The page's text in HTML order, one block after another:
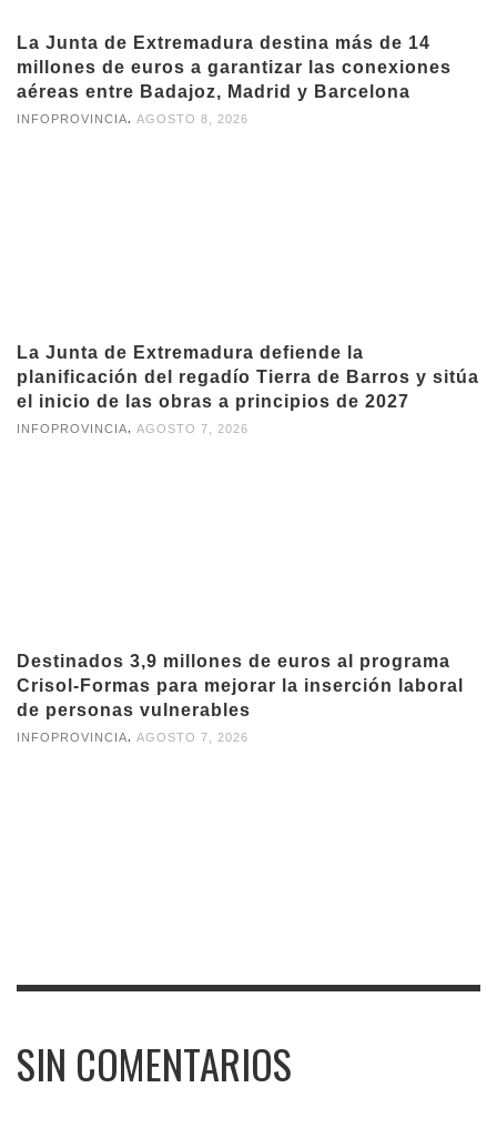
La Junta de Extremadura destina más de 14
millones de euros a garantizar las conexiones
aéreas entre Badajoz, Madrid y Barcelona
INFOPROVINCIA AGOSTO 8, 2026
La Junta de Extremadura defiende la
planificación del regadío Tierra de Barros y sitúa
el inicio de las obras a principios de 2027
INFOPROVINCIA AGOSTO 7, 2026
Destinados 3,9 millones de euros al programa
Crisol-Formas para mejorar la inserción laboral
de personas vulnerables
INFOPROVINCIA, AGOSTO 7, 2026
SIN COMENTARIOS